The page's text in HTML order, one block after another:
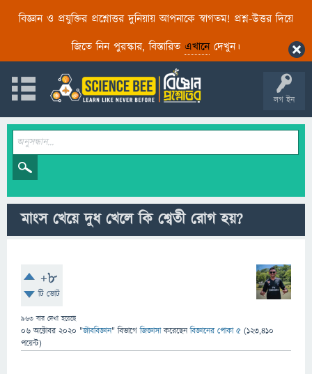
বিজ্ঞান ও প্রযুক্তির প্রশ্নোত্তর দুনিয়ায় আপনাকে স্বাগতম! প্রশ্ন-উত্তর দিয়ে
জিতে নিন পুরস্কার, বিস্তারিত এখানেদেখুন।
লগ ইন
মাংস খেয়ে দুধ খেলে কি শ্বেতী রোগ হয়?
+8
টি ভোট
963 বার দেখা হয়েছে
06 অক্টোবর 2020 "জীববিজ্ঞান" বিভাগে জিজ্ঞাসাকরেছেনবিজ্ঞানের পোকা ৫ (123,410
পয়েন্ট)